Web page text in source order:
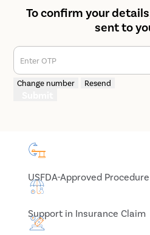
To confirm your
sent to
Enter OTP
Change number Resend
USFDA-Approved Procedure
Support in Insurance Claim